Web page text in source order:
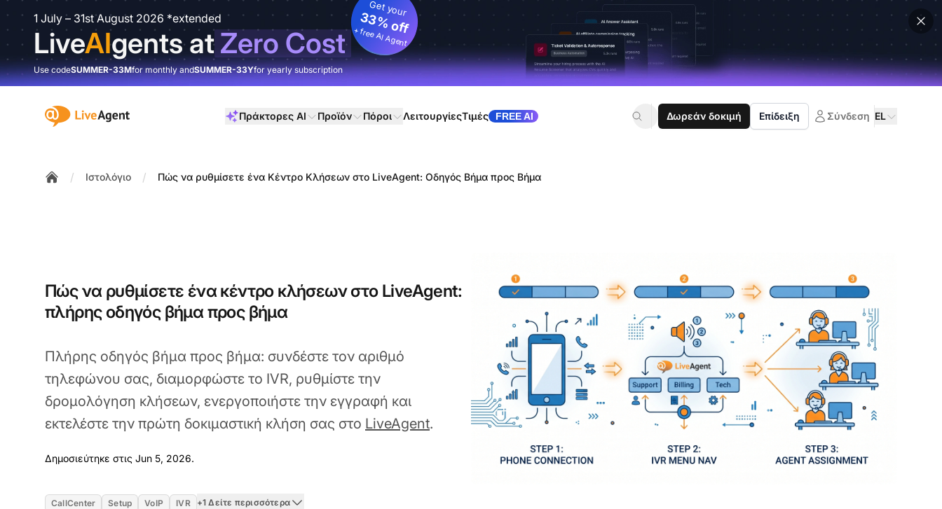
1 July – 31st August 2026 *extended
LiveAIgents atZero Cost
Get your
33% off
+ free AI Agent
Use codeSUMMER-33Mfor monthly andSUMMER-33Yfor yearly subscription
:site.title Πράκτορες AI Προϊόν Πόροι ΛειτουργίεςΤιμές FREE AI Δωρεάν δοκιμή Επίδειξη Σύνδεση EL
/ Ιστολόγιο / Πώς να ρυθμίσετε ένα Κέντρο Κλήσεων στο LiveAgent: Οδηγός Βήμα προς Βήμα
Πώς να ρυθμίσετε ένα κέντρο κλήσεων στο LiveAgent:
πλήρης οδηγός βήμα προς βήμα
Πλήρης οδηγός βήμα προς βήμα: συνδέστε τον αριθμό
τηλεφώνου σας, διαμορφώστε το IVR, ρυθμίστε την
δρομολόγηση κλήσεων, ενεργοποιήστε την εγγραφή και
εκτελέστε την πρώτη δοκιμαστική κλήση σας στο LiveAgent.
Δημοσιεύτηκε στις Jun 5, 2026.
CallCenter Setup VoIP IVR +1 Δείτε περισσότερα